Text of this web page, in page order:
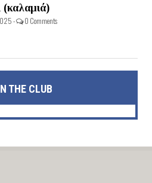
- 0 Comments
THE CLUB